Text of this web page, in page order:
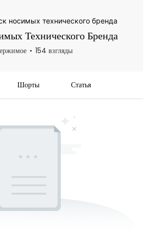
носимых технического бренда
Технического Бренда
154 взгляды
Шорты Статья